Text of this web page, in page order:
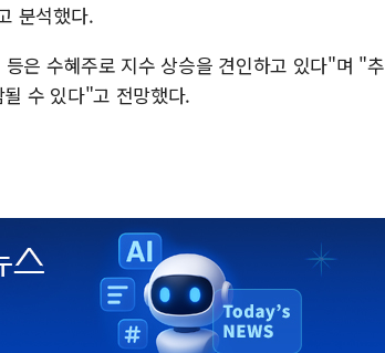
분석했다.
은 수혜주로 지수 상승을 견인하고 있다"며 "추
수 있다"고 전망했다.